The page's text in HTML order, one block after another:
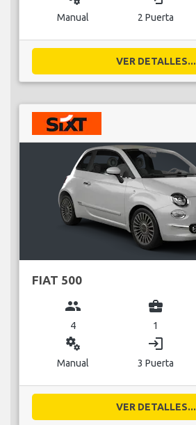
Manual 2 Puerta
VER DETALLES...
FIAT 500
group
4
business_center
1
miscellaneous_services
Manual
login
3 Puerta
VER DETALLES...